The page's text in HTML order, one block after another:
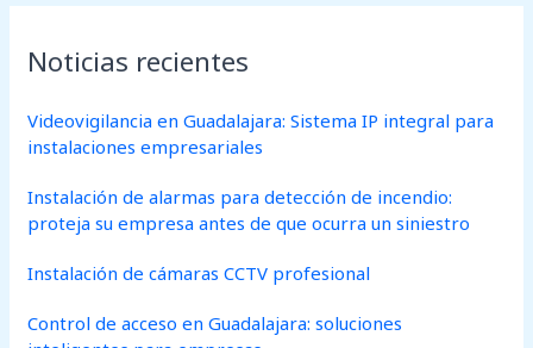
Noticias recientes
Videovigilancia en Guadalajara: Sistema IP integral para
instalaciones empresariales
Instalación de alarmas para detección de incendio:
proteja su empresa antes de que ocurra un siniestro
Instalación de cámaras CCTV profesional
Control de acceso en Guadalajara: soluciones